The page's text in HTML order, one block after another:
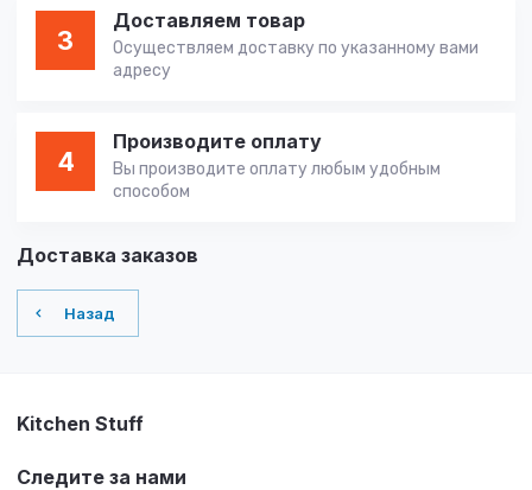
3
Доставляем товар
Осуществляем доставку по указанному вами
адресу
4
Производите оплату
Вы производите оплату любым удобным
способом
Доставка заказов
Назад
Kitchen Stuff
Следите за нами